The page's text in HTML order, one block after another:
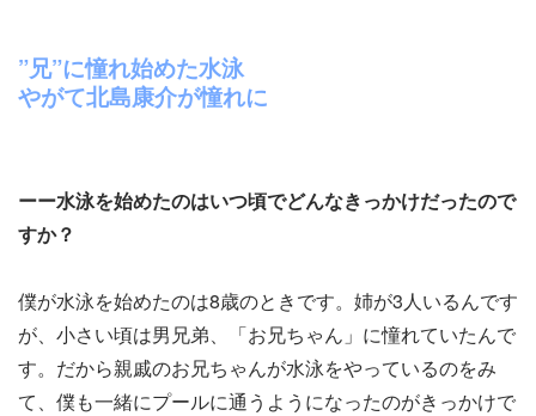
”兄”に憧れ始めた水泳
やがて北島康介が憧れに
ーー水泳を始めたのはいつ頃でどんなきっかけだったので
すか？
僕が水泳を始めたのは8歳のときです。姉が3人いるんです
が、小さい頃は男兄弟、「お兄ちゃん」に憧れていたんで
す。だから親戚のお兄ちゃんが水泳をやっているのをみ
て、僕も一緒にプールに通うようになったのがきっかけで